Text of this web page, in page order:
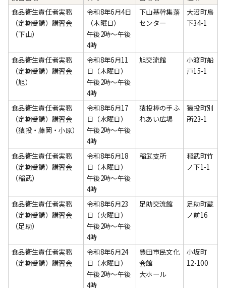
食品衛生責任者実務
（定期受講）講習会
（下山）
令和8年6月4日
（木曜日）
午後2時～午後
4時
下山基幹集落
センター
大沼町鳥
下34-1
食品衛生責任者実務
（定期受講）講習会
（旭）
令和8年6月11
日（木曜日）
午後2時～午後
4時
旭交流館
小渡町船
戸15-1
食品衛生責任者実務
（定期受講）講習会
（猿投・藤岡・小原）
令和8年6月17
日（水曜日）
午後2時～午後
4時
猿投棒の手ふ
れあい広場
猿投町別
所23-1
食品衛生責任者実務
（定期受講）講習会
（稲武）
令和8年6月18
日（木曜日）
午後2時～午後
4時
稲武支所
稲武町竹
ノ下1-1
食品衛生責任者実務
（定期受講）講習会
（足助）
令和8年6月23
日（火曜日）
午後2時～午後
4時
足助交流館
足助町蔵
ノ前16
食品衛生責任者実務
（定期受講）講習会
令和8年6月24
日（水曜日）
午後2時～午後
4時
豊田市民文化
会館
大ホール
小坂町
12-100